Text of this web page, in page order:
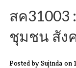
สค31003
ชุมชน สัง
Posted by Sujinda on